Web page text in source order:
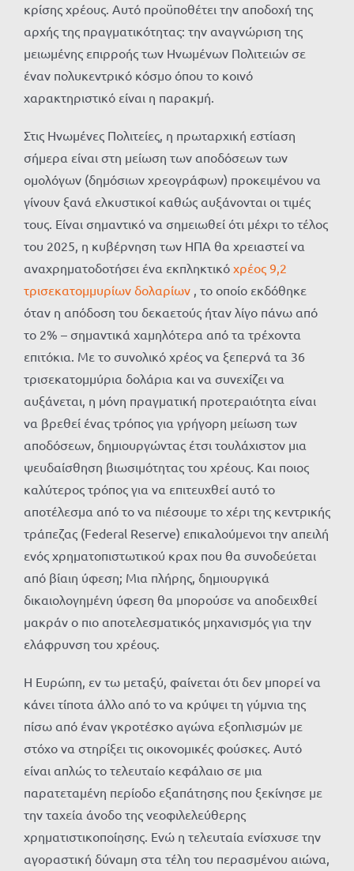
κρίσης χρέους. Αυτό προϋποθέτει την αποδοχή της
αρχής της πραγματικότητας: την αναγνώριση της
μειωμένης επιρροής των Ηνωμένων Πολιτειών σε
έναν πολυκεντρικό κόσμο όπου το κοινό
χαρακτηριστικό είναι η παρακμή.
Στις Ηνωμένες Πολιτείες, η πρωταρχική εστίαση
σήμερα είναι στη μείωση των αποδόσεων των
ομολόγων (δημόσιων χρεογράφων) προκειμένου να
γίνουν ξανά ελκυστικοί καθώς αυξάνονται οι τιμές
τους. Είναι σημαντικό να σημειωθεί ότι μέχρι το τέλος
του 2025, η κυβέρνηση των ΗΠΑ θα χρειαστεί να
αναχρηματοδοτήσει ένα εκπληκτικό χρέος 9,2
τρισεκατομμυρίων δολαρίων , το οποίο εκδόθηκε
όταν η απόδοση του δεκαετούς ήταν λίγο πάνω από
το 2% – σημαντικά χαμηλότερα από τα τρέχοντα
επιτόκια. Με το συνολικό χρέος να ξεπερνά τα 36
τρισεκατομμύρια δολάρια και να συνεχίζει να
αυξάνεται, η μόνη πραγματική προτεραιότητα είναι
να βρεθεί ένας τρόπος για γρήγορη μείωση των
αποδόσεων, δημιουργώντας έτσι τουλάχιστον μια
ψευδαίσθηση βιωσιμότητας του χρέους. Και ποιος
καλύτερος τρόπος για να επιτευχθεί αυτό το
αποτέλεσμα από το να πιέσουμε το χέρι της κεντρικής
τράπεζας (Federal Reserve) επικαλούμενοι την απειλή
ενός χρηματοπιστωτικού κραχ που θα συνοδεύεται
από βίαιη ύφεση; Μια πλήρης, δημιουργικά
δικαιολογημένη ύφεση θα μπορούσε να αποδειχθεί
μακράν ο πιο αποτελεσματικός μηχανισμός για την
ελάφρυνση του χρέους.
Η Ευρώπη, εν τω μεταξύ, φαίνεται ότι δεν μπορεί να
κάνει τίποτα άλλο από το να κρύψει τη γύμνια της
πίσω από έναν γκροτέσκο αγώνα εξοπλισμών με
στόχο να στηρίξει τις οικονομικές φούσκες. Αυτό
είναι απλώς το τελευταίο κεφάλαιο σε μια
παρατεταμένη περίοδο εξαπάτησης που ξεκίνησε με
την ταχεία άνοδο της νεοφιλελεύθερης
χρηματιστικοποίησης. Ενώ η τελευταία ενίσχυσε την
αγοραστική δύναμη στα τέλη του περασμένου αιώνα,